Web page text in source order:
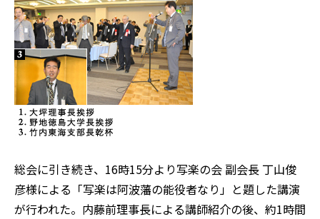
総会に引き続き、16時15分より写楽の会 副会長 丁山俊
彦様による「写楽は阿波藩の能役者なり」と題した講演
が行われた。内藤前理事長による講師紹介の後、約1時間